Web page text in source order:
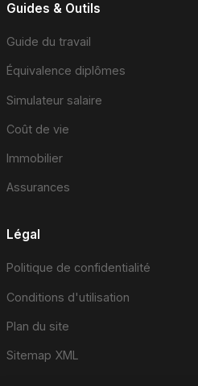
Guides & Outils
Guide du travail
Équivalence diplômes
Simulateur salaire
Coût de vie
Immobilier
Assurances
Légal
Politique de confidentialité
Conditions d'utilisation
Plan du site
Sitemap XML